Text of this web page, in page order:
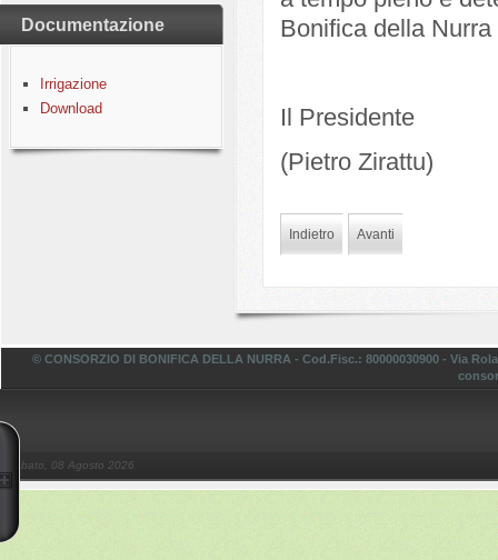
Documentazione
Irrigazione
Download
Bonifica della Nurra
Il Presidente
(Pietro Zirattu)
Indietro Avanti
© CONSORZIO DI BONIFICA DELLA NURRA - Cod.Fisc.: 80000030900 - Via
Sabato, 08 Agosto 2026